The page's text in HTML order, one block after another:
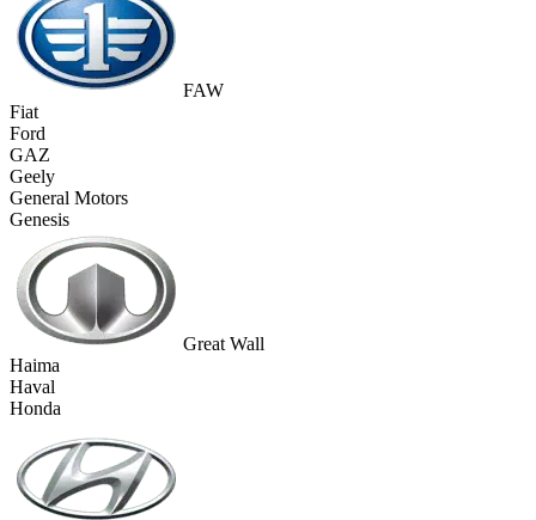
FAW
Fiat
Ford
GAZ
Geely
General Motors
Genesis
Great Wall
Haima
Haval
Honda